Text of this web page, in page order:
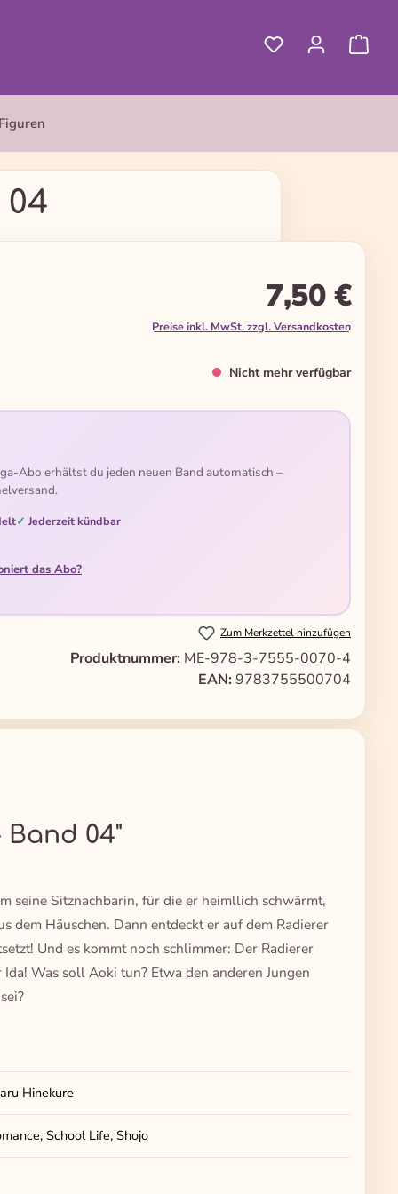
7,50 €
Preise inkl. MwSt. zzgl. Versandkosten
Nicht mehr verfügbar
Abo erhältst du jeden neuen Band automatisch –
Jederzeit kündbar
das Abo?
Zum Merkzettel hinzufügen
Produktnummer: ME-978-3-7555-0070-4
EAN: 9783755500704
04"
seine Sitznachbarin, für die er heimllich schwärmt,
dem Häuschen. Dann entdeckt er auf dem Radierer
Und es kommt noch schlimmer: Der Radierer
Was soll Aoki tun? Etwa den anderen Jungen
Hinekure
School Life, Shojo